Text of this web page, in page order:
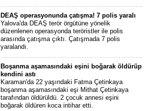
DEAŞ operasyonunda çatışma! 7 polis yaralı
Yalova'da DEAŞ terör örgütüne yönelik
düzenlenen operasyonda teröristler ile polis
arasında çatışma çıktı. Çatışmada 7 polis
yaralandı.
Boşanma aşamasındaki eşini boğarak öldürüp
kendini astı
Karaman'da 22 yaşındaki Fatma Çetinkaya
boşanma aşamasındaki eşi Mithat Çetinkaya
tarafından öldürüldü. 2 çocuk annesi eşini
boğarak öldüren koca intihar etti.